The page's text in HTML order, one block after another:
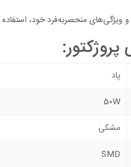
منحصربه‌فرد خود،
پاد
50W
مشکی
SMD